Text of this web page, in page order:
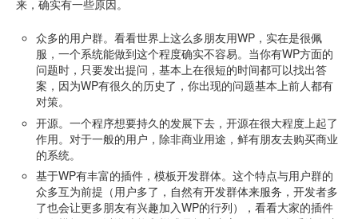
来，确实有一些原因。
众多的用户群。看看世界上这么多朋友用WP，实在是很佩
服，一个系统能做到这个程度确实不容易。当你有WP方面的
问题时，只要发出提问，基本上在很短的时间都可以找出答
案，因为WP有很久的历史了，你出现的问题基本上前人都有
对策。
开源。一个程序想要持久的发展下去，开源在很大程度上起了
作用。对于一般的用户，除非商业用途，鲜有朋友去购买商业
的系统。
基于WP有丰富的插件，模板开发群体。这个特点与用户群的
众多互为前提（用户多了，自然有开发群体来服务，开发者多
了也会让更多朋友有兴趣加入WP的行列），看看大家的插件